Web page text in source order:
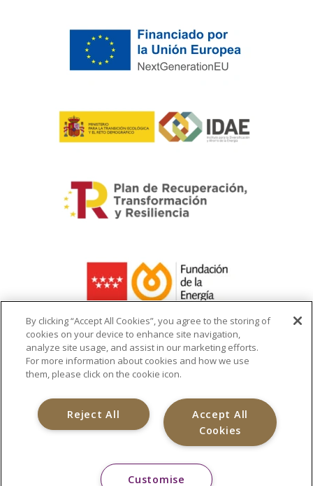
La ayuda recibida se destina a la
infraestructura del cargador de vehículo
By clicking “Accept All Cookies”, you agree to the storing of
cookies on your device to enhance site navigation,
analyze site usage, and assist in our marketing efforts.
For more information about cookies and how we use
them, please click on the cookie icon.
Accept All
Cookies
Reject All
Customise